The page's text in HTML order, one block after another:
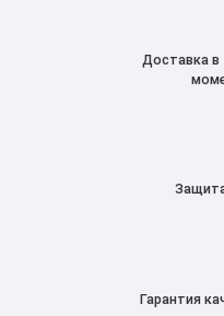
Доставка в
Гарантия